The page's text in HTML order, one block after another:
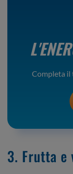
Completa il
3. Frutta e